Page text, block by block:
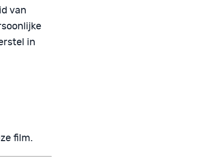
van
in
film.